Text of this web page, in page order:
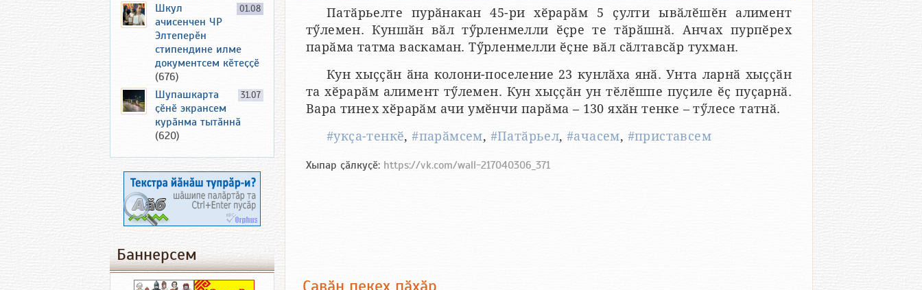
Патӑрьелте пурӑнакан 45-ри хӗрарӑм 5 ҫулти ывӑлӗшӗн алимент
тӳлемен. Куншӑн вӑл тӳрленмелли ӗҫре те тӑрӑшнӑ. Анчах пурпӗрех
парӑма татма васкаман. Тӳрленмелли ӗҫне вӑл сӑлтавсӑр тухман.
Кун хыҫҫӑн ӑна колони-поселение 23 кунлӑха янӑ. Унта ларнӑ хыҫҫӑн
та хӗрарӑм алимент тӳлемен. Кун хыҫҫӑн ун тӗлӗшпе пуҫиле ӗҫ пуҫарнӑ.
Вара тинех хӗрарӑм ачи умӗнчи парӑма – 130 яхӑн тенке – тӳлесе татнӑ.
#укҫа-тенкӗ,#парӑмсем, #Патӑрьел,#ачасем, #приставсем
Хыпар ҫӑлкуҫӗ: https://vk.com/wall-217040306_371
Ҫавӑн пекех пӑхӑр
01.08
Шкул
ачисенчен ЧР
Элтеперӗн
стипендине илме
документсем кӗтеҫҫӗ
(676)
31.07
Шупашкарта
ҫӗнӗ экрансем
курӑнма тытӑннӑ
(620)
Баннерсем